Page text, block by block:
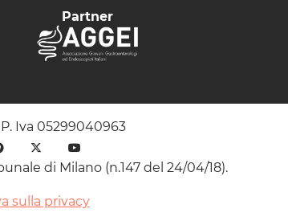
Partner
Iva 05299040963
di Milano (n.147 del 24/04/18).
sulla privacy